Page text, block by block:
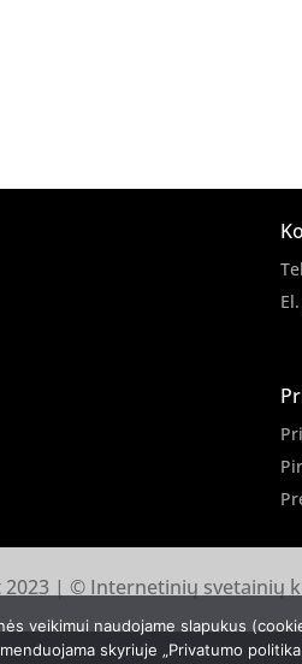
| © Internetinių svetainių
veikimui naudojame slapukus
skyriuje „Privatumo